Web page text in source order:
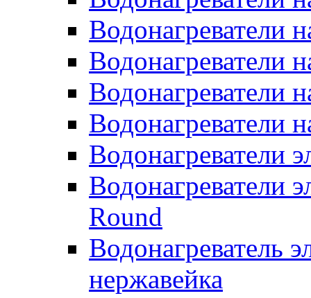
Водонагреватели
Водонагреватели
Водонагреватели
Водонагреватели
Водонагреватели
Водонагреватели
Round
Водонагреватель
нержавейка